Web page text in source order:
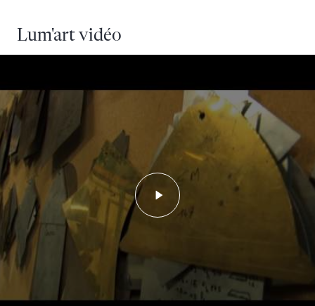
Lum'art vidéo
Lancer la vidéo - Lum'art,